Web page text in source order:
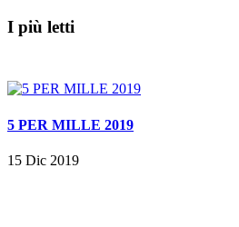
I più letti
5 PER MILLE 2019
15 Dic 2019